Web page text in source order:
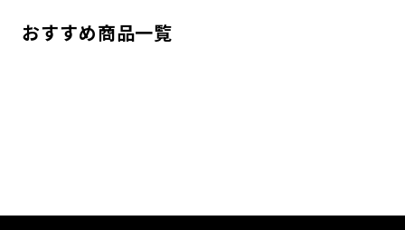
おすすめ商品一覧